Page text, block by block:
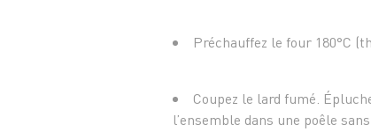
Préchauffez le four 180°C
Coupez le lard fumé.
l’ensemble dans une poêle